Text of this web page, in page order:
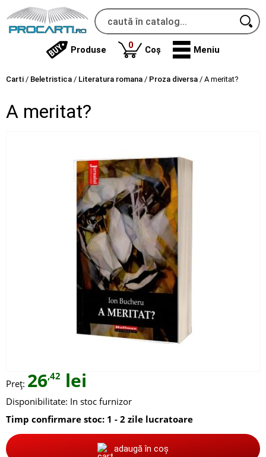
Produse 0produse
Coș Meniu
Carti / Beletristica / Literatura romana / Proza diversa / A meritat?
A meritat?
Preț: 26,42 lei
Disponibilitate: In stoc furnizor
Timp confirmare stoc: 1 - 2 zile lucratoare
adaugă în coș